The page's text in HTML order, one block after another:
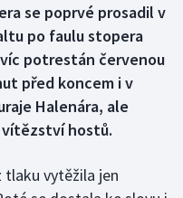
se poprvé prosadil v
po faulu stopera
potrestán červenou
před koncem i v
Halenára, ale
vítězství hostů.
tlaku vytěžila jen